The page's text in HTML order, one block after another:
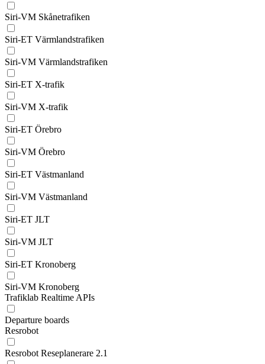
Siri-VM Skånetrafiken
Siri-ET Värmlandstrafiken
Siri-VM Värmlandstrafiken
Siri-ET X-trafik
Siri-VM X-trafik
Siri-ET Örebro
Siri-VM Örebro
Siri-ET Västmanland
Siri-VM Västmanland
Siri-ET JLT
Siri-VM JLT
Siri-ET Kronoberg
Siri-VM Kronoberg
Trafiklab Realtime APIs
Departure boards
Resrobot
Resrobot Reseplanerare 2.1